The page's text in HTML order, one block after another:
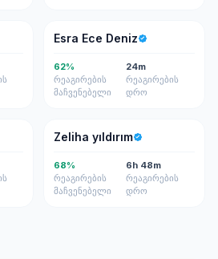
EE
Esra Ece Deniz
62%
რეაგირების
მაჩვენებელი
24m
რეაგირების
დრო
ZY
Zeliha yıldırım
68%
რეაგირების
მაჩვენებელი
6h 48m
რეაგირების
დრო